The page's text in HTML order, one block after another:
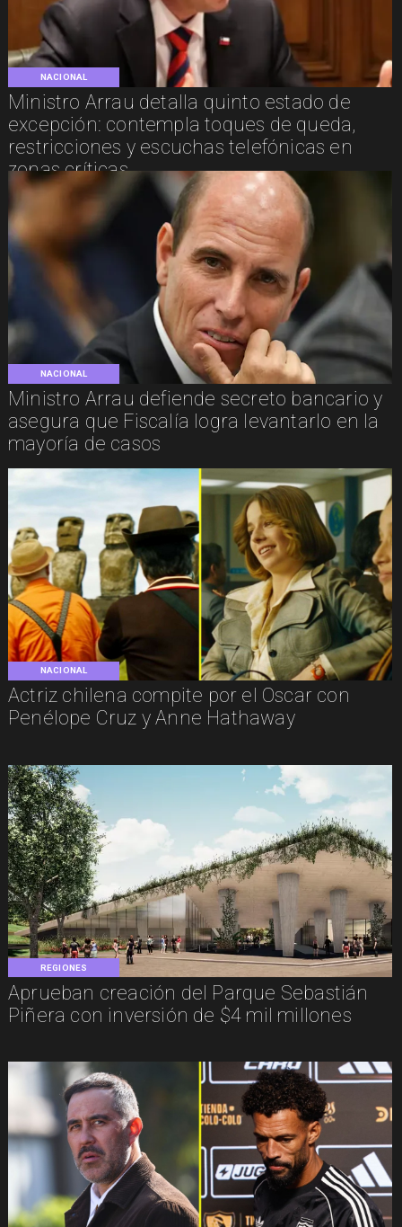
NACIONAL
Ministro Arrau detalla quinto estado de
excepción: contempla toques de queda,
restricciones y escuchas telefónicas en
zonas críticas
NACIONAL
Ministro Arrau defiende secreto bancario y
asegura que Fiscalía logra levantarlo en la
mayoría de casos
NACIONAL
Actriz chilena compite por el Oscar con
Penélope Cruz y Anne Hathaway
REGIONES
Aprueban creación del Parque Sebastián
Piñera con inversión de $4 mil millones